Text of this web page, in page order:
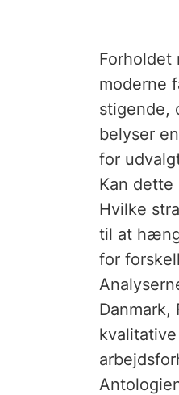
Forholdet
moderne
stigende,
belyser
for
Kan dette
Hvilke
til at
for